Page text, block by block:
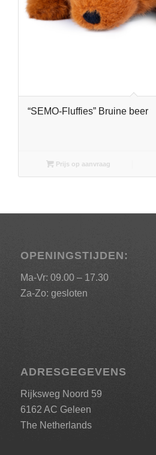
“SEMO-Fluffies” Bruine beer
Prijs op aanvraag
OPENINGSTIJDEN:
Ma-Vr: 09.00 – 17.30
Za-Zo: gesloten
ADRESGEGEVENS
Rijksweg Noord 59
6162 AC Geleen
The Netherlands